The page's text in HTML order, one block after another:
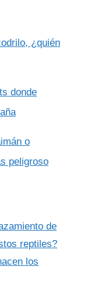
¿quién
donde
o
peligroso
de
reptiles?
los